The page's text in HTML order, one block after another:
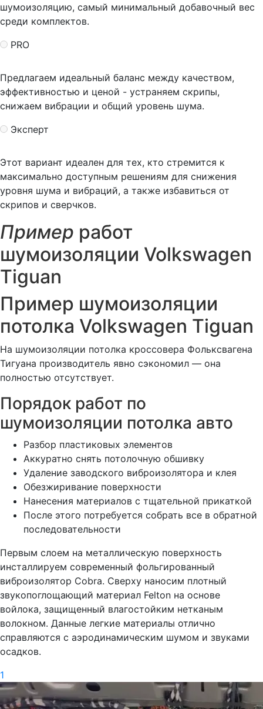
шумоизоляцию, самый минимальный добавочный вес
среди комплектов.
PRO
Предлагаем идеальный баланс между качеством,
эффективностью и ценой - устраняем скрипы,
снижаем вибрации и общий уровень шума.
Эксперт
Этот вариант идеален для тех, кто стремится к
максимально доступным решениям для снижения
уровня шума и вибраций, а также избавиться от
скрипов и сверчков.
Пример работ
шумоизоляции Volkswagen
Tiguan
Пример шумоизоляции
потолка Volkswagen Tiguan
На шумоизоляции потолка кроссовера Фольксвагена
Тигуана производитель явно сэкономил — она
полностью отсутствует.
Порядок работ по
шумоизоляции потолка авто
Разбор пластиковых элементов
Аккуратно снять потолочную обшивку
Удаление заводского виброизолятора и клея
Обезжиривание поверхности
Нанесения материалов с тщательной прикаткой
После этого потребуется собрать все в обратной
последовательности
Первым слоем на металлическую поверхность
инсталлируем современный фольгированный
виброизолятор Cobra. Сверху наносим плотный
звукопоглощающий материал Felton на основе
войлока, защищенный влагостойким нетканым
волокном. Данные легкие материалы отлично
справляются с аэродинамическим шумом и звуками
осадков.
1